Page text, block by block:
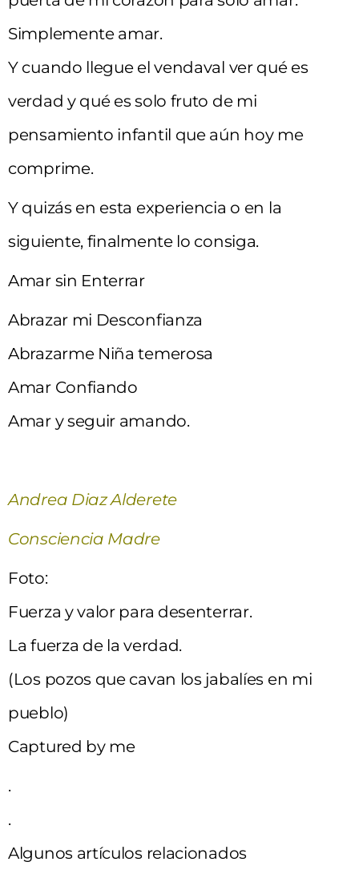
Simplemente amar.
Y cuando llegue el vendaval ver qué es
verdad y qué es solo fruto de mi
pensamiento infantil que aún hoy me
comprime.
Y quizás en esta experiencia o en la
siguiente, finalmente lo consiga.
Amar sin Enterrar
Abrazar mi Desconfianza
Abrazarme Niña temerosa
Amar Confiando
Amar y seguir amando.
Andrea Diaz Alderete
Consciencia Madre
Foto:
Fuerza y valor para desenterrar.
La fuerza de la verdad.
(Los pozos que cavan los jabalíes en mi
pueblo)
Captured by me
.
.
Algunos artículos relacionados